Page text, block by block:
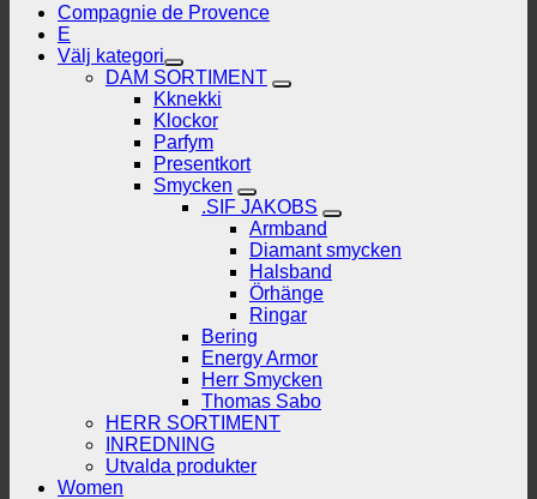
Compagnie de Provence
E
Välj kategori
DAM SORTIMENT
Kknekki
Klockor
Parfym
Presentkort
Smycken
.SIF JAKOBS
Armband
Diamant smycken
Halsband
Örhänge
Ringar
Bering
Energy Armor
Herr Smycken
Thomas Sabo
HERR SORTIMENT
INREDNING
Utvalda produkter
Women